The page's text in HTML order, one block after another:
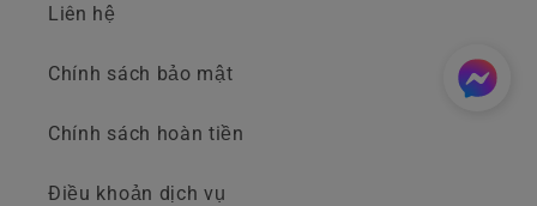
Liên hệ
Chính sách bảo mật
Chính sách hoàn tiền
Điều khoản dịch vụ